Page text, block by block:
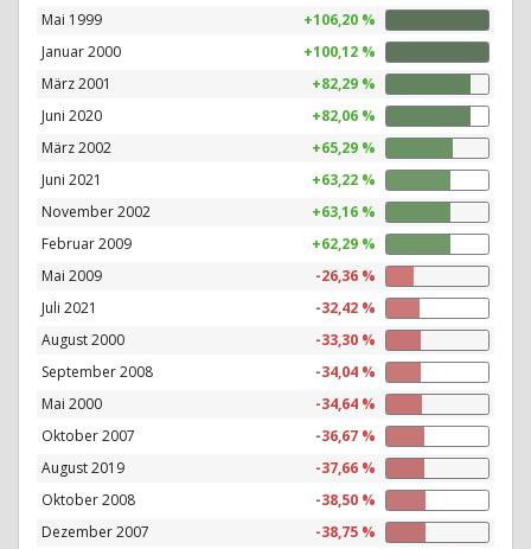
Mai 1999
+106,20 %
Januar 2000
+100,12 %
März 2001
+82,29 %
Juni 2020
+82,06 %
März 2002
+65,29 %
Juni 2021
+63,22 %
November 2002
+63,16 %
Februar 2009
+62,29 %
Mai 2009
-26,36 %
Juli 2021
-32,42 %
August 2000
-33,30 %
September 2008
-34,04 %
Mai 2000
-34,64 %
Oktober 2007
-36,67 %
August 2019
-37,66 %
Oktober 2008
-38,50 %
Dezember 2007
-38,75 %